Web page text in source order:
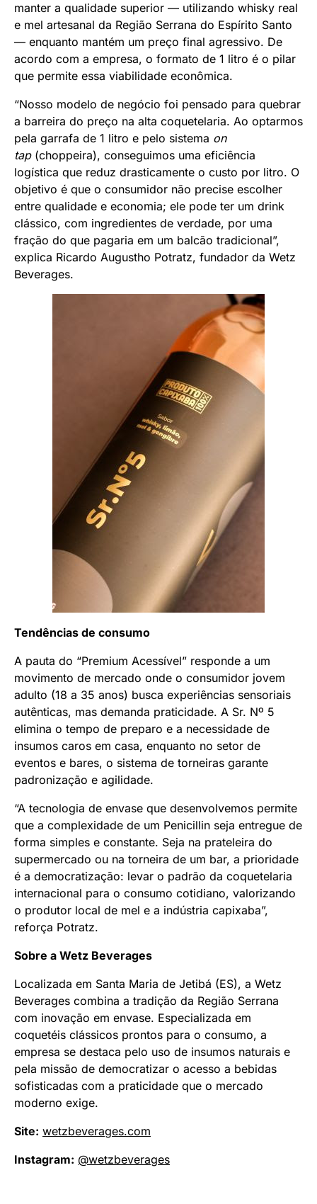
manter a qualidade superior — utilizando whisky real
e mel artesanal da Região Serrana do Espírito Santo
— enquanto mantém um preço final agressivo. De
acordo com a empresa, o formato de 1 litro é o pilar
que permite essa viabilidade econômica.
“Nosso modelo de negócio foi pensado para quebrar
a barreira do preço na alta coquetelaria. Ao optarmos
pela garrafa de 1 litro e pelo sistema on
tap(choppeira), conseguimos uma eficiência
logística que reduz drasticamente o custo por litro. O
objetivo é que o consumidor não precise escolher
entre qualidade e economia; ele pode ter um drink
clássico, com ingredientes de verdade, por uma
fração do que pagaria em um balcão tradicional”,
explica Ricardo Augustho Potratz, fundador da Wetz
Beverages.
Tendências de consumo
A pauta do “Premium Acessível” responde a um
movimento de mercado onde o consumidor jovem
adulto (18 a 35 anos) busca experiências sensoriais
autênticas, mas demanda praticidade. A Sr. Nº 5
elimina o tempo de preparo e a necessidade de
insumos caros em casa, enquanto no setor de
eventos e bares, o sistema de torneiras garante
padronização e agilidade.
“A tecnologia de envase que desenvolvemos permite
que a complexidade de um Penicillin seja entregue de
forma simples e constante. Seja na prateleira do
supermercado ou na torneira de um bar, a prioridade
é a democratização: levar o padrão da coquetelaria
internacional para o consumo cotidiano, valorizando
o produtor local de mel e a indústria capixaba”,
reforça Potratz.
Sobre a Wetz Beverages
Localizada em Santa Maria de Jetibá (ES), a Wetz
Beverages combina a tradição da Região Serrana
com inovação em envase. Especializada em
coquetéis clássicos prontos para o consumo, a
empresa se destaca pelo uso de insumos naturais e
pela missão de democratizar o acesso a bebidas
sofisticadas com a praticidade que o mercado
moderno exige.
Site: wetzbeverages.com
Instagram: @wetzbeverages